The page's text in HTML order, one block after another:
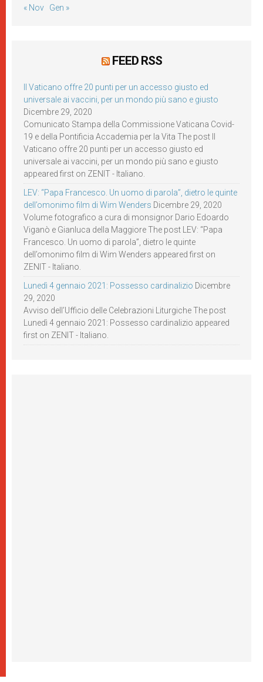
« Nov Gen »
FEED RSS
Il Vaticano offre 20 punti per un accesso giusto ed
universale ai vaccini, per un mondo più sano e giusto
Dicembre 29, 2020
Comunicato Stampa della Commissione Vaticana Covid-
19 e della Pontificia Accademia per la Vita The post Il
Vaticano offre 20 punti per un accesso giusto ed
universale ai vaccini, per un mondo più sano e giusto
appeared first on ZENIT - Italiano.
LEV: “Papa Francesco. Un uomo di parola”, dietro le quinte
dell’omonimo film di Wim Wenders Dicembre 29, 2020
Volume fotografico a cura di monsignor Dario Edoardo
Viganò e Gianluca della Maggiore The post LEV: “Papa
Francesco. Un uomo di parola”, dietro le quinte
dell’omonimo film di Wim Wenders appeared first on
ZENIT - Italiano.
Lunedì 4 gennaio 2021: Possesso cardinalizio Dicembre
29, 2020
Avviso dell’Ufficio delle Celebrazioni Liturgiche The post
Lunedì 4 gennaio 2021: Possesso cardinalizio appeared
first on ZENIT - Italiano.